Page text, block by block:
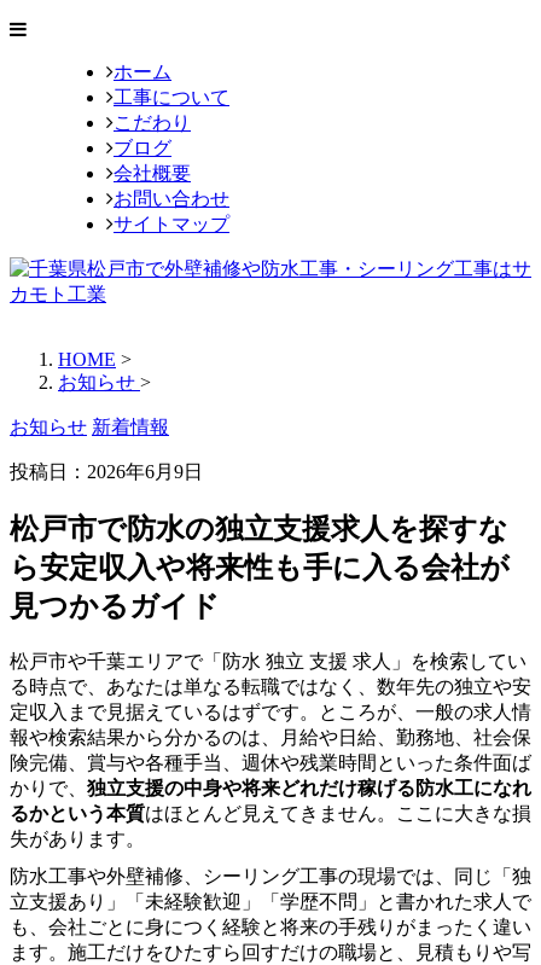
ホーム
工事について
こだわり
ブログ
会社概要
お問い合わせ
サイトマップ
HOME >
お知らせ >
お知らせ 新着情報
投稿日：2026年6月9日
松戸市で防水の独立支援求人を探すな
ら安定収入や将来性も手に入る会社が
見つかるガイド
松戸市や千葉エリアで「防水 独立 支援 求人」を検索してい
る時点で、あなたは単なる転職ではなく、数年先の独立や安
定収入まで見据えているはずです。ところが、一般の求人情
報や検索結果から分かるのは、月給や日給、勤務地、社会保
険完備、賞与や各種手当、週休や残業時間といった条件面ば
かりで、 独立支援の中身や将来どれだけ稼げる防水工になれ
るかという本質はほとんど見えてきません。ここに大きな損
失があります。
防水工事や外壁補修、シーリング工事の現場では、同じ「独
立支援あり」「未経験歓迎」「学歴不問」と書かれた求人で
も、会社ごとに身につく経験と将来の手残りがまったく違い
ます。施工だけをひたすら回すだけの職場と、見積もりや写